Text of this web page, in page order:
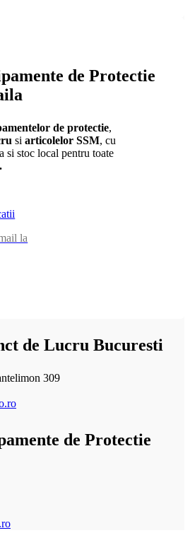
de Protectie
de protectie,
siarticolelor SSM, cu
si stoc local pentru toate
la
de Lucru Bucuresti
309
de Protectie